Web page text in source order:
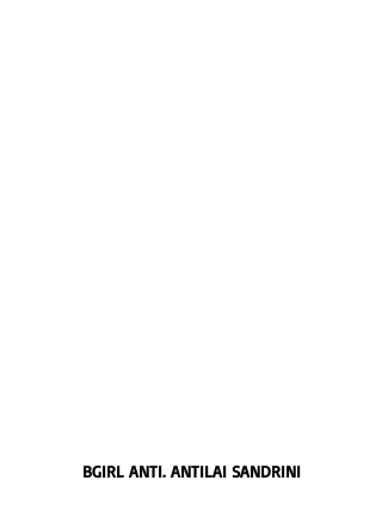
BGIRL ANTI. ANTILAI SANDRINI